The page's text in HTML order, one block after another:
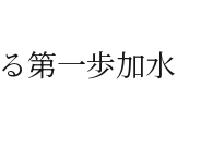
前に知っておく
第一歩加水